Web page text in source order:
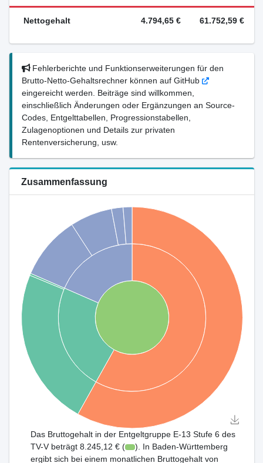
Nettogehalt 4.794,65 € 61.752,59 €
Fehlerberichte und Funktionserweiterungen für den
Brutto-Netto-Gehaltsrechner können auf GitHub
eingereicht werden. Beiträge sind willkommen,
einschließlich Änderungen oder Ergänzungen an Source-
Codes, Entgelttabellen, Progressionstabellen,
Zulagenoptionen und Details zur privaten
Rentenversicherung, usw.
Zusammenfassung
Das Bruttogehalt in der Entgeltgruppe E-13 Stufe 6 des
TV-V beträgt 8.245,12 € (
). In Baden-Württemberg
ergibt sich bei einem monatlichen Bruttogehalt von